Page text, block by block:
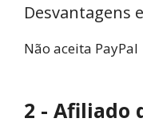
Desvantagens
Não aceita PayPal
2 - Afiliado